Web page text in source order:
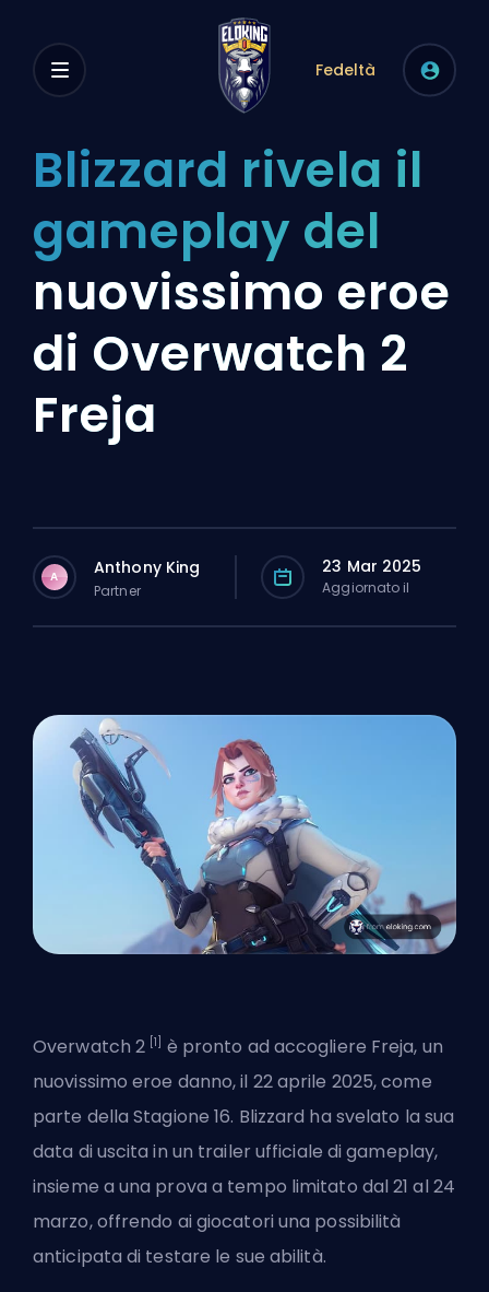
Fedeltà
Blizzard rivela il
gameplay del
nuovissimo eroe
di Overwatch 2
Freja
A Anthony King
Partner
23 Mar 2025
Aggiornato il
Overwatch 2 [1] è pronto ad accogliere Freja, un
nuovissimo eroe danno, il 22 aprile 2025, come
parte della Stagione 16. Blizzard ha svelato la sua
data di uscita in un trailer ufficiale di gameplay,
insieme a una prova a tempo limitato dal 21 al 24
marzo, offrendo ai giocatori una possibilità
anticipata di testare le sue abilità.